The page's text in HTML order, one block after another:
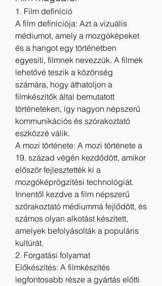
1. Film definíció
A film definíciója: Azt a vizuális
médiumot, amely a mozgóképeket
és a hangot egy történetben
egyesíti, filmnek nevezzük. A filmek
lehetővé teszik a közönség
számára, hogy áthatoljon a
filmkészítők által bemutatott
történeteken, így nagyon népszerű
kommunikációs és szórakoztató
eszközzé válik.
A mozi története: A mozi története a
19. század végén kezdődött, amikor
először fejlesztették ki a
mozgóképrögzítési technológiát.
Innentől kezdve a film népszerű
szórakoztató médiummá fejlődött, és
számos olyan alkotást készített,
amelyek befolyásolták a populáris
kultúrát.
2. Forgatási folyamat
Előkészítés: A filmkészítés
legfontosabb része a gyártás előtti